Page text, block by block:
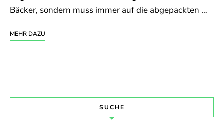
Bäcker, sondern muss immer auf die abgepackten …
MEHR DAZU
SUCHE